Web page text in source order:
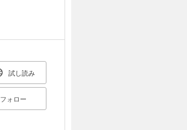
試し読み
フォロー